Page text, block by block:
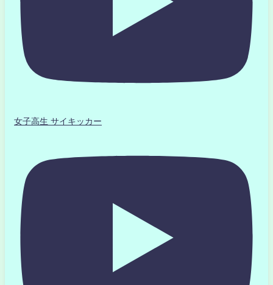
女子高生 サイキッカー